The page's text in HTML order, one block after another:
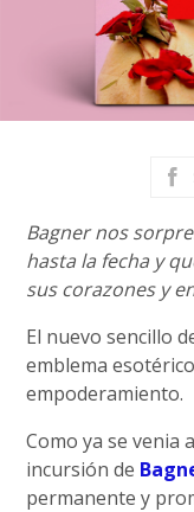
Bagner nos
hasta la fecha y
sus corazones y
El nuevo sencillo
emblema
empoderamiento.
Como ya se venia
incursión de
permanente y